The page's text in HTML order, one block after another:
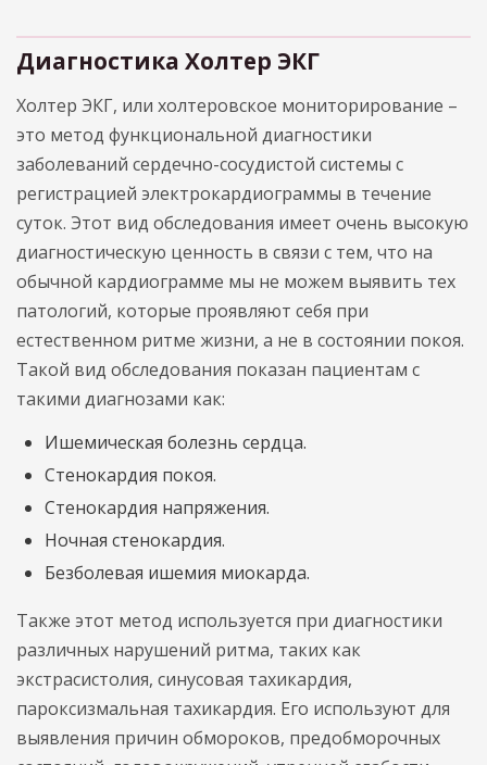
Диагностика Холтер ЭКГ
Холтер ЭКГ, или холтеровское мониторирование –
это метод функциональной диагностики
заболеваний сердечно-сосудистой системы с
регистрацией электрокардиограммы в течение
суток. Этот вид обследования имеет очень высокую
диагностическую ценность в связи с тем, что на
обычной кардиограмме мы не можем выявить тех
патологий, которые проявляют себя при
естественном ритме жизни, а не в состоянии покоя.
Такой вид обследования показан пациентам с
такими диагнозами как:
Ишемическая болезнь сердца.
Стенокардия покоя.
Стенокардия напряжения.
Ночная стенокардия.
Безболевая ишемия миокарда.
Также этот метод используется при диагностики
различных нарушений ритма, таких как
экстрасистолия, синусовая тахикардия,
пароксизмальная тахикардия. Его используют для
выявления причин обмороков, предобморочных